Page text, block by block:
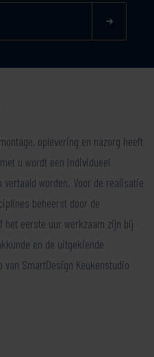
oplevering en nazorg heeft
u wordt een individueel
worden. Voor de realisatie
beheerst door de
het eerste uur werkzaam zijn bij
en de uitgekiende
SmartDesign Keukenstudio